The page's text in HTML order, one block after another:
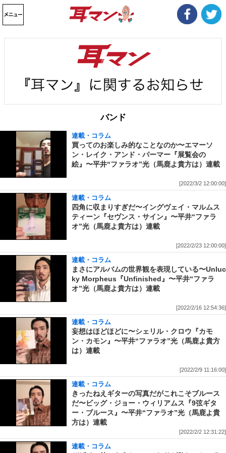
バンド
連載・コラム
買ってのお楽しみ的なことなのか〜エマーソ
ン・レイク・アンド・パーマー『展覧会の
絵』〜平井“ファラオ”光（馬鹿よ貴方は）連載
[2022/3/2 12:00:00]
連載・コラム
四角に収まりすぎだ〜イングヴェイ・マルムス
ティーン『セヴンス・サイン』〜平井“ファラ
オ”光（馬鹿よ貴方は）連載
[2022/2/23 12:00:00]
連載・コラム
まさにアルバムの世界観を表現している〜Unluc
ky Morpheus『Unfinished』〜平井“ファラ
オ”光（馬鹿よ貴方は）連載
[2022/2/16 12:54:36]
連載・コラム
妄想はほどほどに〜シェリル・クロウ『カモ
ン・カモン』〜平井“ファラオ”光（馬鹿よ貴方
は）連載
[2022/2/9 11:16:00]
連載・コラム
きったねえギターの写真だがこれこそブルース
だ〜ビッグ・ジョー・ウィリアムス『9弦ギタ
ー・ブルース』〜平井“ファラオ”光（馬鹿よ貴
方は）連載
[2022/2/2 12:31:22]
連載・コラム